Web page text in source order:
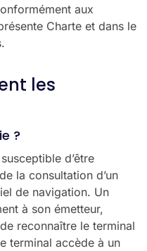
aux
Charte et dans le
les
?
d’être
la consultation d’un
de navigation. Un
à son émetteur,
reconnaître le terminal
terminal accède à un